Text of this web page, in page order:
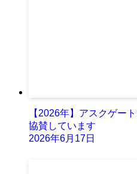
【2026年】アスクゲー
協賛しています
2026年6月17日